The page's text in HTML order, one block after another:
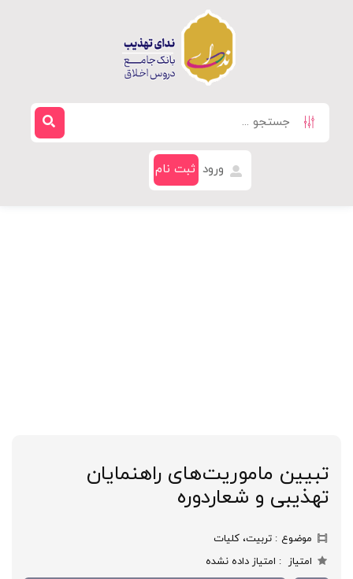
ورود ثبت نام
تبیین ماموریت‌های راهنمایان
تهذیبی و شعاردوره
موضوع
تربیت، کلیات
امتیاز
امتیاز داده نشده